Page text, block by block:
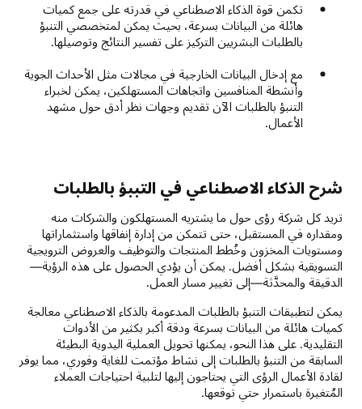
تكمن قوة الذكاء الاصطناعي في قدرته على جمع كميات
هائلة من البيانات بسرعة، بحيث يمكن لمتخصصي التنبؤ
بالطلبات البشريين التركيز على تفسير النتائج وتوصيلها.
مع إدخال البيانات الخارجية في مجالات مثل الأحداث الجوية
وأنشطة المنافسين واتجاهات المستهلكين، يمكن لخبراء
التنبؤ بالطلبات الآن تقديم وجهات نظر أدق حول مشهد
الأعمال.
شرح الذكاء الاصطناعي في التببؤ بالطلبات
تريد كل شركة رؤى حول ما يشتريه المستهلكون والشركات منه
ومقداره في المستقبل، حتى تتمكن من إدارة إنفاقها واستثماراتها
ومستويات المخزون وخُطط المنتجات والتوظيف والعروض الترويجية
التسويقية بشكل أفضل. يمكن أن يؤدي الحصول على هذه الرؤية—
الدقيقة والمحدَّثة—إلى تغيير مسار العمل.
يمكن لتطبيقات التنبؤ بالطلبات المدعومة بالذكاء الاصطناعي معالجة
كميات هائلة من البيانات بسرعة ودقة أكبر بكثير من الأدوات
التقليدية. على هذا النحو، يمكنها تحويل العملية اليدوية البطيئة
السابقة من التنبؤ بالطلبات إلى نشاط مؤتمت للغاية وفوري، مما يوفر
لقادة الأعمال الرؤى التي يحتاجون إليها لتلبية احتياجات العملاء
المُتغيرة باستمرار حتي توقعها.